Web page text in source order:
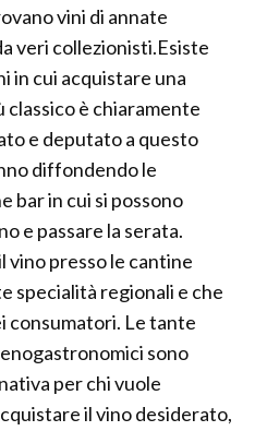
vini di annate
veri collezionisti.Esiste
in cui acquistare una
classico è chiaramente
e deputato a questo
diffondendo le
bar in cui si possono
e passare la serata.
vino presso le cantine
specialità regionali e che
consumatori. Le tante
sono
per chi vuole
il vino desiderato,